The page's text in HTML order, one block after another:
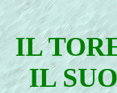
IL
IL